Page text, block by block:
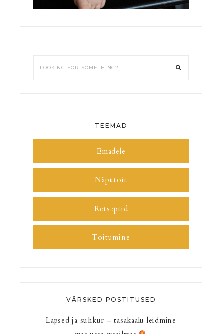
TEEMAD
Emadele
Näputoit
Retseptid
Toitumine
VÄRSKED POSTITUSED
Lapsed ja suhkur – tasakaalu leidmine